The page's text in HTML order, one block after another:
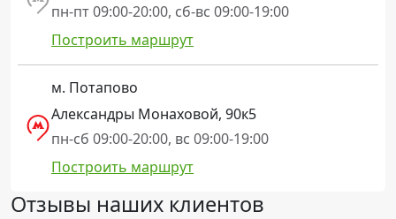
пн-пт 09:00-20:00, сб-вс 09:00-19:00
Построить маршрут
м. Потапово
Александры Монаховой, 90к5
пн-сб 09:00-20:00, вс 09:00-19:00
Построить маршрут
Отзывы наших клиентов